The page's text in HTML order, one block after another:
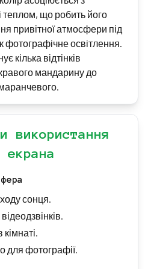
теплом, що робить його
привітної атмосфери під
фотографічне освітлення.
кілька відтінків
мандарину до
використання
екрана
сонця.
для фотографії.